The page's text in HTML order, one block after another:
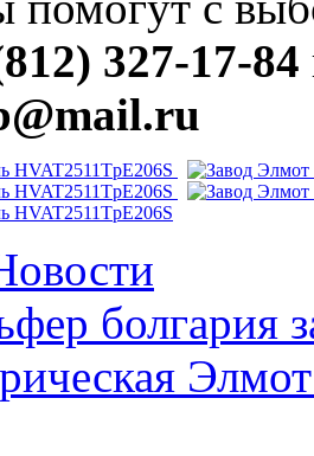
327-17-84
болгария